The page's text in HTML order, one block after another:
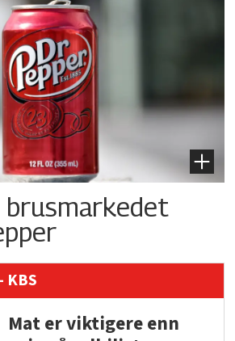
brusmarkedet
Mat er viktigere enn